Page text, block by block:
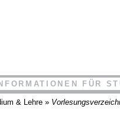
FÜR
& Lehre »